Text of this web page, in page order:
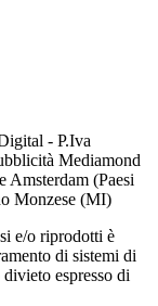
- P.Iva
Mediamond
Amsterdam (Paesi
Monzese (MI)
e/o riprodotti è
di sistemi di
espresso di